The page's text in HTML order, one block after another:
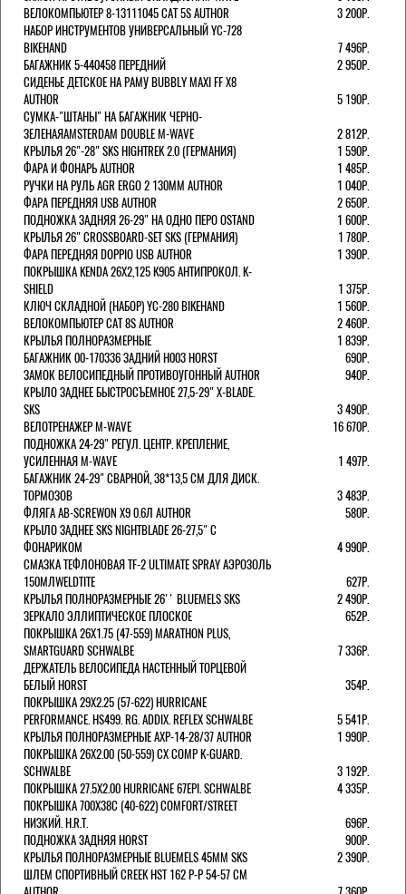
ВЕЛОКОМПЬЮТЕР 8-13111045 CAT 5S AUTHOR
3 200Р.
НАБОР ИНСТРУМЕНТОВ УНИВЕРСАЛЬНЫЙ YC-728
BIKEHAND
7 496Р.
БАГАЖНИК 5-440458 ПЕРЕДНИЙ
2 950Р.
СИДЕНЬЕ ДЕТСКОЕ НА РАМУ BUBBLY MAXI FF X8
AUTHOR
5 190Р.
СУМКА-"ШТАНЫ" НА БАГАЖНИК ЧЕРНО-
ЗЕЛЕНАЯAMSTERDAM DOUBLE M-WAVE
2 812Р.
КРЫЛЬЯ 26"-28" SKS HIGHTREK 2.0 (ГЕРМАНИЯ)
1 590Р.
ФАРА И ФОНАРЬ AUTHOR
1 485Р.
РУЧКИ НА РУЛЬ AGR ERGO 2 130ММ AUTHOR
1 040Р.
ФАРА ПЕРЕДНЯЯ USB AUTHOR
2 650Р.
ПОДНОЖКА ЗАДНЯЯ 26-29" НА ОДНО ПЕРО OSTAND
1 600Р.
КРЫЛЬЯ 26" CROSSBOARD-SET SKS (ГЕРМАНИЯ)
1 780Р.
ФАРА ПЕРЕДНЯЯ DOPPIO USB AUTHOR
1 390Р.
ПОКРЫШКА KENDA 26Х2,125 K905 АНТИПРОКОЛ. K-
SHIELD
1 375Р.
КЛЮЧ СКЛАДНОЙ (НАБОР) YC-280 BIKEHAND
1 560Р.
ВЕЛОКОМПЬЮТЕР CAT 8S AUTHOR
2 460Р.
КРЫЛЬЯ ПОЛНОРАЗМЕРНЫЕ
1 839Р.
БАГАЖНИК 00-170336 ЗАДНИЙ H003 HORST
690Р.
ЗАМОК ВЕЛОСИПЕДНЫЙ ПРОТИВОУГОННЫЙ AUTHOR
940Р.
КРЫЛО ЗАДНЕЕ БЫСТРОСЪЕМНОЕ 27,5-29" X-BLADE.
SKS
3 490Р.
ВЕЛОТРЕНАЖЕР M-WAVE
16 670Р.
ПОДНОЖКА 24-29" РЕГУЛ. ЦЕНТР. КРЕПЛЕНИЕ,
УСИЛЕННАЯ M-WAVE
1 497Р.
БАГАЖНИК 24-29" СВАРНОЙ, 38*13,5 СМ ДЛЯ ДИСК.
ТОРМОЗОВ
3 483Р.
ФЛЯГА AB-SCREWON X9 0.6Л AUTHOR
580Р.
КРЫЛО ЗАДНЕЕ SKS NIGHTBLADE 26-27,5" С
ФОНАРИКОМ
4 990Р.
СМАЗКА ТЕФЛОНОВАЯ TF-2 ULTIMATE SPRAY АЭРОЗОЛЬ
150МЛWELDTITE
627Р.
КРЫЛЬЯ ПОЛНОРАЗМЕРНЫЕ 26'' BLUEMELS SKS
2 490Р.
ЗЕРКАЛО ЭЛЛИПТИЧЕСКОЕ ПЛОСКОЕ
652Р.
ПОКРЫШКА 26X1.75 (47-559) MARATHON PLUS,
SMARTGUARD SCHWALBE
7 336Р.
ДЕРЖАТЕЛЬ ВЕЛОCИПЕДА НАСТЕННЫЙ ТОРЦЕВОЙ
БЕЛЫЙ HORST
354Р.
ПОКРЫШКА 29X2.25 (57-622) HURRICANE
PERFORMANCE. HS499. RG. ADDIX. REFLEX SCHWALBE
5 541Р.
КРЫЛЬЯ ПОЛНОРАЗМЕРНЫЕ AXP-14-28/37 AUTHOR
1 990Р.
ПОКРЫШКА 26X2.00 (50-559) CX COMP K-GUARD.
SCHWALBE
3 192Р.
ПОКРЫШКА 27.5X2.00 HURRICANE 67EPI. SCHWALBE
4 335Р.
ПОКРЫШКА 700X38С (40-622) COMFORT/STREET
НИЗКИЙ. H.R.T.
696Р.
ПОДНОЖКА ЗАДНЯЯ HORST
900Р.
КРЫЛЬЯ ПОЛНОРАЗМЕРНЫЕ BLUEMELS 45MM SKS
2 390Р.
ШЛЕМ СПОРТИВНЫЙ CREEK HST 162 Р-Р 54-57 СМ